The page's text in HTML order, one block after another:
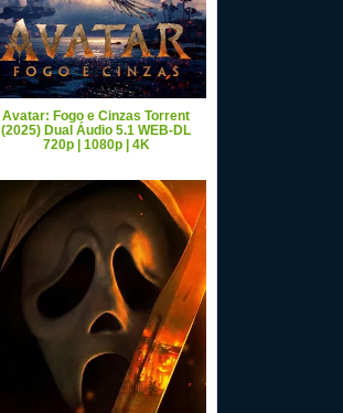
Avatar: Fogo e Cinzas Torrent
(2025) Dual Áudio 5.1 WEB-DL
720p | 1080p | 4K